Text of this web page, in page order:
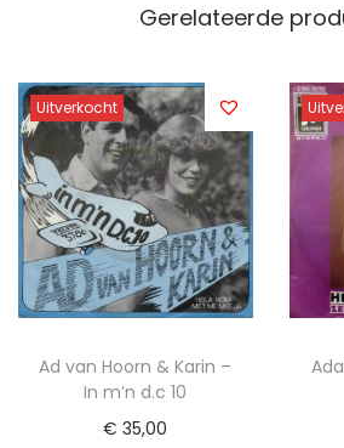
Gerelateerde
Uitverkocht
Ad van Hoorn & Karin –
In m’n d.c 10
€ 35,00